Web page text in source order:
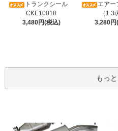
トランクシール
CKE10018
3,480円(税込)
エアー
（1.3i
3,280円
もっ